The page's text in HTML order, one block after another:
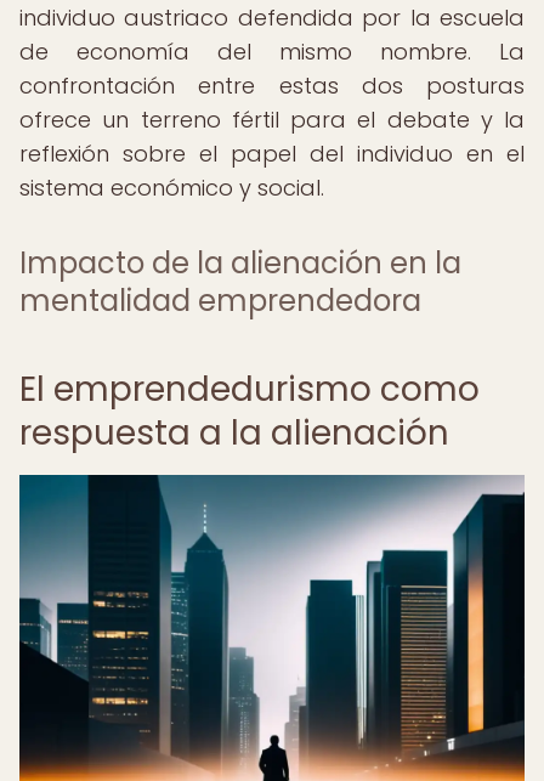
individuo austriaco defendida por la escuela
de economía del mismo nombre. La
confrontación entre estas dos posturas
ofrece un terreno fértil para el debate y la
reflexión sobre el papel del individuo en el
sistema económico y social.
Impacto de la alienación en la
mentalidad emprendedora
El emprendedurismo como
respuesta a la alienación